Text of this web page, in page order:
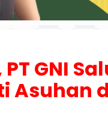
GNI
Asuhan